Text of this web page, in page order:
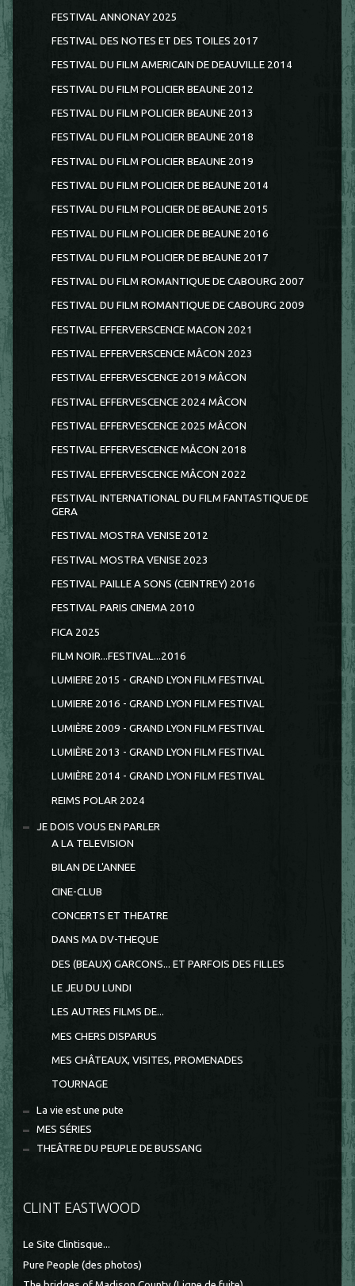
FESTIVAL ANNONAY 2025
FESTIVAL DES NOTES ET DES TOILES 2017
FESTIVAL DU FILM AMERICAIN DE DEAUVILLE 2014
FESTIVAL DU FILM POLICIER BEAUNE 2012
FESTIVAL DU FILM POLICIER BEAUNE 2013
FESTIVAL DU FILM POLICIER BEAUNE 2018
FESTIVAL DU FILM POLICIER BEAUNE 2019
FESTIVAL DU FILM POLICIER DE BEAUNE 2014
FESTIVAL DU FILM POLICIER DE BEAUNE 2015
FESTIVAL DU FILM POLICIER DE BEAUNE 2016
FESTIVAL DU FILM POLICIER DE BEAUNE 2017
FESTIVAL DU FILM ROMANTIQUE DE CABOURG 2007
FESTIVAL DU FILM ROMANTIQUE DE CABOURG 2009
FESTIVAL EFFERVERSCENCE MACON 2021
FESTIVAL EFFERVERSCENCE MÂCON 2023
FESTIVAL EFFERVESCENCE 2019 MÂCON
FESTIVAL EFFERVESCENCE 2024 MÂCON
FESTIVAL EFFERVESCENCE 2025 MÂCON
FESTIVAL EFFERVESCENCE MÂCON 2018
FESTIVAL EFFERVESCENCE MÂCON 2022
FESTIVAL INTERNATIONAL DU FILM FANTASTIQUE DE
GERA
FESTIVAL MOSTRA VENISE 2012
FESTIVAL MOSTRA VENISE 2023
FESTIVAL PAILLE A SONS (CEINTREY) 2016
FESTIVAL PARIS CINEMA 2010
FICA 2025
FILM NOIR...FESTIVAL...2016
LUMIERE 2015 - GRAND LYON FILM FESTIVAL
LUMIERE 2016 - GRAND LYON FILM FESTIVAL
LUMIÈRE 2009 - GRAND LYON FILM FESTIVAL
LUMIÈRE 2013 - GRAND LYON FILM FESTIVAL
LUMIÈRE 2014 - GRAND LYON FILM FESTIVAL
REIMS POLAR 2024
JE DOIS VOUS EN PARLER
A LA TELEVISION
BILAN DE L'ANNEE
CINE-CLUB
CONCERTS ET THEATRE
DANS MA DV-THEQUE
DES (BEAUX) GARCONS... ET PARFOIS DES FILLES
LE JEU DU LUNDI
LES AUTRES FILMS DE...
MES CHERS DISPARUS
MES CHÂTEAUX, VISITES, PROMENADES
TOURNAGE
La vie est une pute
MES SÉRIES
THEÂTRE DU PEUPLE DE BUSSANG
CLINT EASTWOOD
Le Site Clintisque...
Pure People (des photos)